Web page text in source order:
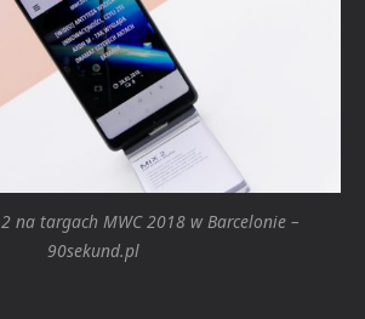
na targach MWC 2018 w Barcelonie –
90sekund.pl